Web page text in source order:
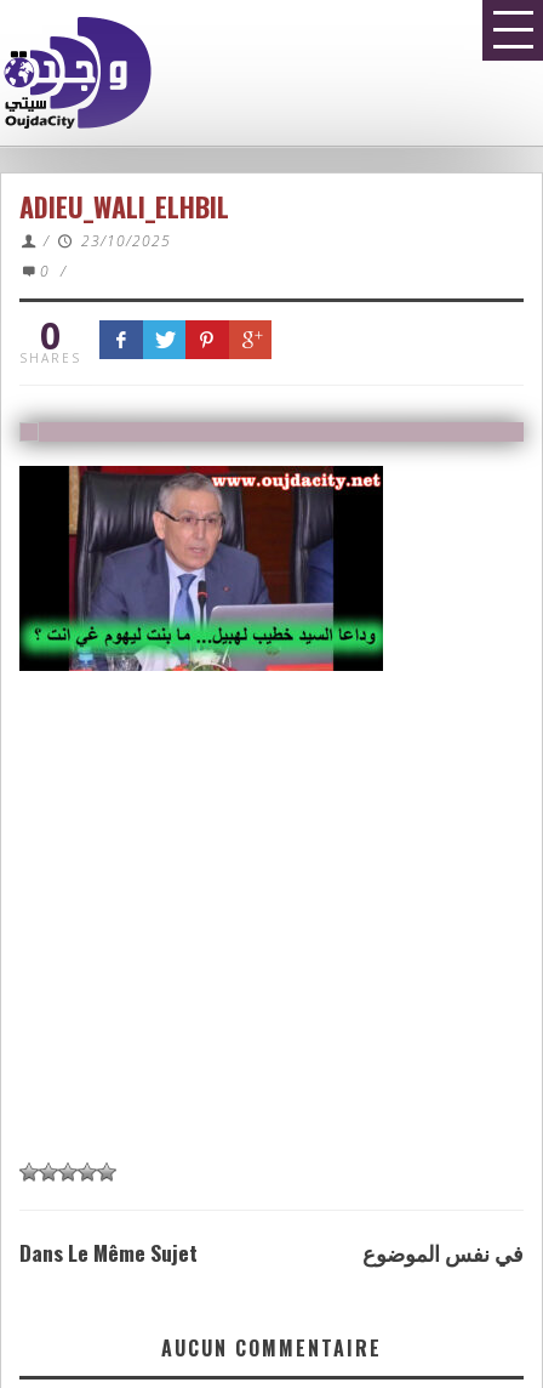
ADIEU_WALI_ELHBIL
/
23/10/2025
0 /
0
SHARES
Dans Le Même Sujet في نفس الموضوع
AUCUN COMMENTAIRE